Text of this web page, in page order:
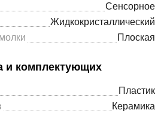
Сенсорное
Жидкокристаллический
Плоская
и комплектующих
Пластик
Керамика